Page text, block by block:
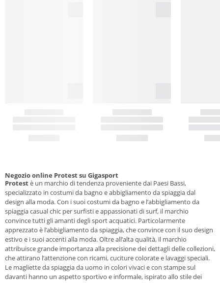
Negozio online Protest su Gigasport
Protestè un marchio di tendenza proveniente dai Paesi Bassi,
specializzato in costumi da bagno e abbigliamento da spiaggia dal
design alla moda. Con i suoi costumi da bagno e l’abbigliamento da
spiaggia casual chic per surfisti e appassionati di surf, il marchio
convince tutti gli amanti degli sport acquatici. Particolarmente
apprezzato è l’abbigliamento da spiaggia, che convince con il suo design
estivo e i suoi accenti alla moda. Oltre all’alta qualità, il marchio
attribuisce grande importanza alla precisione dei dettagli delle collezioni,
che attirano l’attenzione con ricami, cuciture colorate e lavaggi speciali.
Le magliette da spiaggia da uomo in colori vivaci e con stampe sul
davanti hanno un aspetto sportivo e informale, ispirato allo stile dei